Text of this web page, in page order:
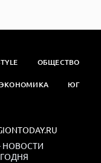
ОБЩЕСТВО
ЭКОНОМИКА ЮГ
НОВОСТИ